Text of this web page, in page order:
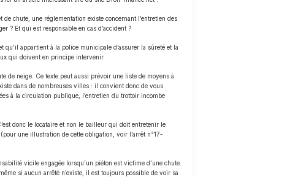
chute, une réglementation existe concernant l’entretien des
? Et qui est responsable en cas d’accident ?
appartient à la police municipale d’assurer la sûreté et la
qui doivent en principe intervenir.
de neige. Ce texte peut aussi prévoir une liste de moyens à
dans de nombreuses villes : il convient donc de vous
à la circulation publique, l’entretien du trottoir incombe
donc le locataire et non le bailleur qui doit entretenir le
une illustration de cette obligation, voir l’arrêt n°17-
vicile engagée lorsqu’un piéton est victime d’une chute.
si aucun arrêté n’existe, il est toujours possible de voir sa